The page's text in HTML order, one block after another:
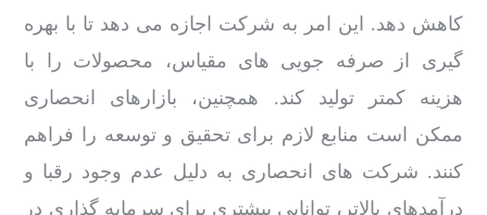
کاهش دهد. این امر به شرکت اجازه می دهد تا با بهره
گیری از صرفه جویی های مقیاس، محصولات را با
هزینه کمتر تولید کند. همچنین، بازارهای انحصاری
ممکن است منابع لازم برای تحقیق و توسعه را فراهم
کنند. شرکت های انحصاری به دلیل عدم وجود رقبا و
درآمدهای بالاتر، توانایی بیشتری برای سرمایه گذاری در